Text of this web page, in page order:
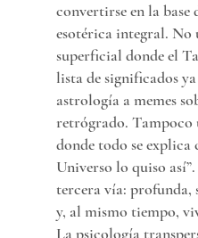
convertirse en la base
esotérica integral. No
superficial donde el
lista de significados
astrología a memes
retrógrado. Tampoco
donde todo se explica
Universo lo quiso
tercera vía: profunda,
y, al mismo tiempo,
La psicología